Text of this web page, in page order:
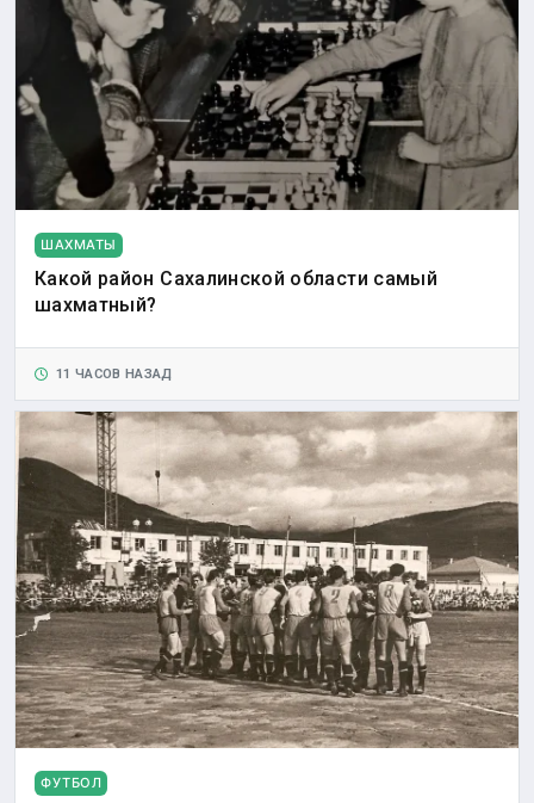
ШАХМАТЫ
Какой район Сахалинской области самый
шахматный?
11 ЧАСОВ НАЗАД
ФУТБОЛ